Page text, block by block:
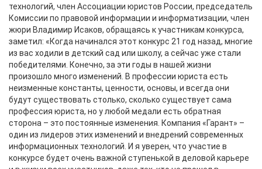
технологий, член Ассоциации юристов России, председатель
Комиссии по правовой информации и информатизации, член
жюри Владимир Исаков, обращаясь к участникам конкурса,
заметил: «Когда начинался этот конкурс 21 год назад, многие
из вас ходили в детский сад или школу, а сейчас уже стали
победителями. Конечно, за эти годы в нашей жизни
произошло много изменений. В профессии юриста есть
неизменные константы, ценности, основы, и всегда они
будут существовать столько, сколько существует сама
профессия юриста, но у любой медали есть обратная
сторона – это постоянные изменения. Компания «Гарант» –
один из лидеров этих изменений и внедрений современных
информационных технологий. И я уверен, что участие в
конкурсе будет очень важной ступенькой в деловой карьере